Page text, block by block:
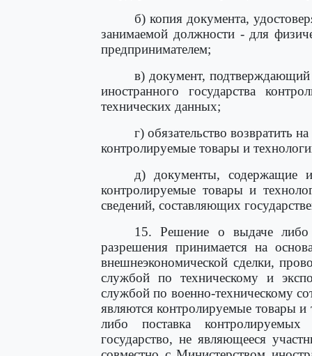
б) копия документа,
занимаемой должности - для
предпринимателем;
в) документ, подтверждающий
иностранного государства
технических данных;
г) обязательство возвратить
контролируемые товары и
д) документы, содержащие
контролируемые товары и
сведений, составляющих
15. Решение о выдаче либо
разрешения принимается на
внешнеэкономической сделки,
службой по техническому и
службой по военно-техническому
являются контролируемые товары
либо поставка
государство, не являющееся